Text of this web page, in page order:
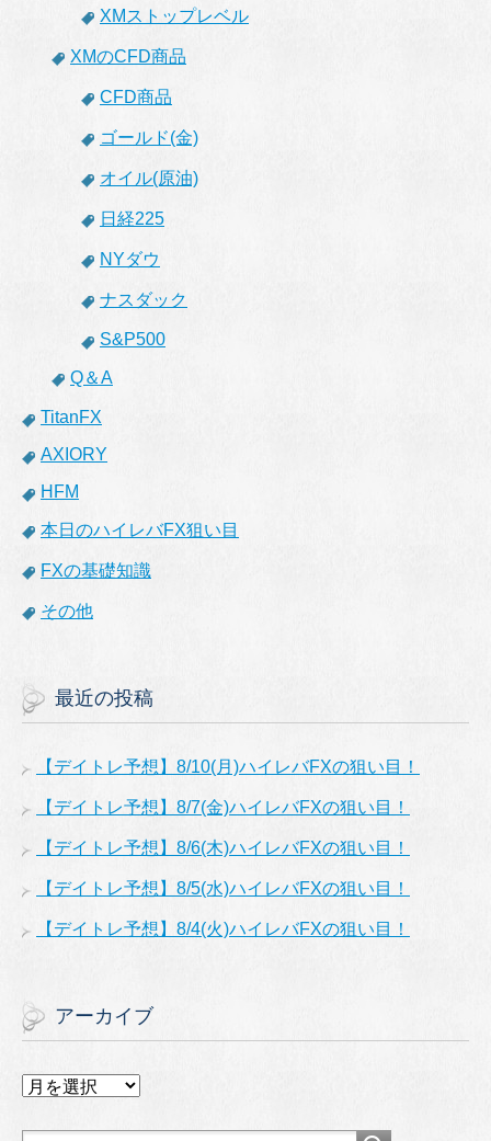
XMストップレベル
XMのCFD商品
CFD商品
ゴールド(金)
オイル(原油)
日経225
NYダウ
ナスダック
S&P500
Q＆A
TitanFX
AXIORY
HFM
本日のハイレバFX狙い目
FXの基礎知識
その他
最近の投稿
【デイトレ予想】8/10(月)ハイレバFXの狙い目！
【デイトレ予想】8/7(金)ハイレバFXの狙い目！
【デイトレ予想】8/6(木)ハイレバFXの狙い目！
【デイトレ予想】8/5(水)ハイレバFXの狙い目！
【デイトレ予想】8/4(火)ハイレバFXの狙い目！
アーカイブ
ア
カ